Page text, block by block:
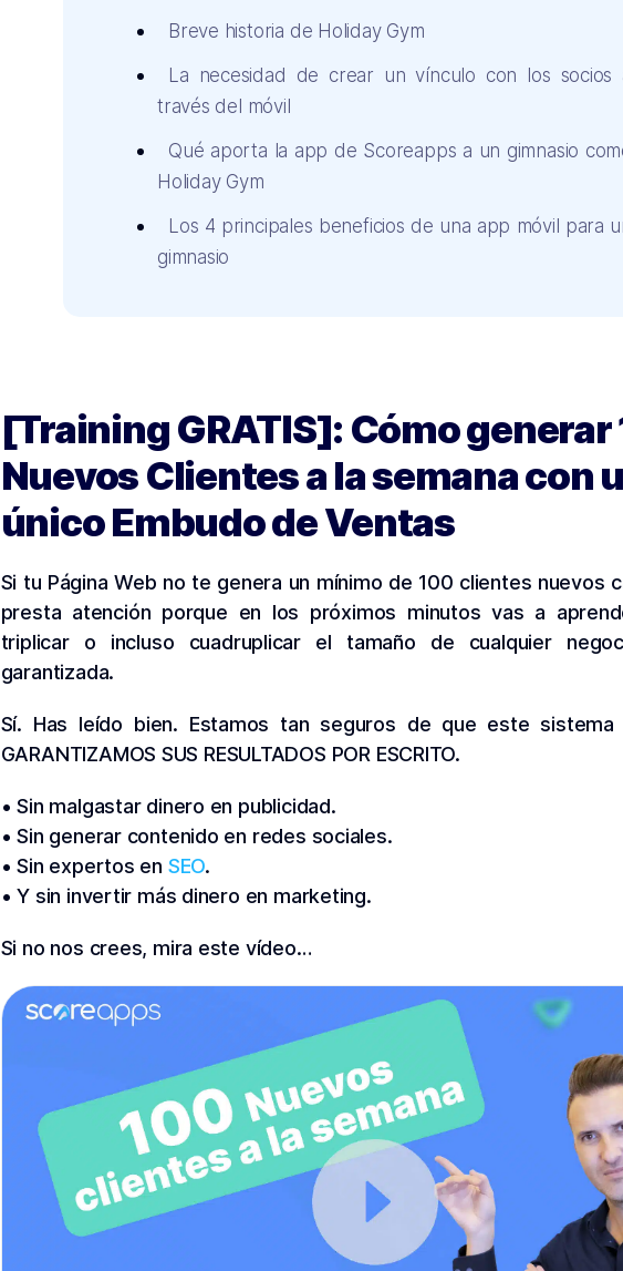
Breve historia de Holiday Gym
La necesidad de crear un vínculo con los socios
través del móvil
Qué aporta la app de Scoreapps a un gimnasio
Holiday Gym
Los 4 principales beneficios de una app móvil para
gimnasio
[Training GRATIS]: Cómo generar
Nuevos Clientes a la semana con
único Embudo de Ventas
Si tu Página Web no te genera un mínimo de 100 clientes nuevos
presta atención porque en los próximos minutos vas a
triplicar o incluso cuadruplicar el tamaño de cualquier
garantizada.
Sí. Has leído bien. Estamos tan seguros de que este sistema
GARANTIZAMOS SUS RESULTADOS POR ESCRITO.
• Sin malgastar dinero en publicidad.
• Sin generar contenido en redes sociales.
• Sin expertos en SEO.
• Y sin invertir más dinero en marketing.
Si no nos crees, mira este vídeo…